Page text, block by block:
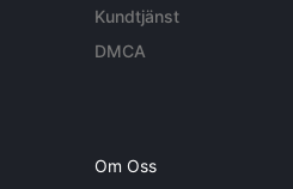
Kundtjänst
DMCA
Om Oss